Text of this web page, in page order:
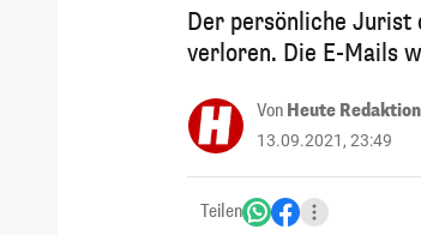
Der persönliche Jurist
verloren. Die E-Mails
Von Heute Redaktion
13.09.2021, 23:49
Teilen